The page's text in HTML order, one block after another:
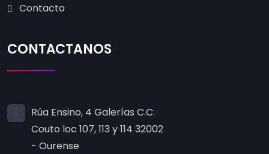
Contacto
CONTÁCTANOS
Rúa Ensino, 4 Galerías C.C.
Couto loc 107, 113 y 114 32002
- Ourense